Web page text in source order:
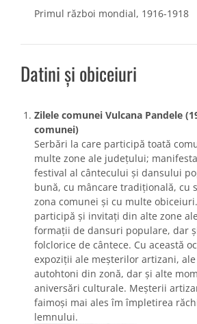
Primul război mondial, 1916-1918
Datini și obiceiuri
Zilele comunei Vulcana Pandele
comunei)
Serbări la care participă toată
multe zone ale județului;
festival al cântecului și dansului
bună, cu mâncare tradițională, cu
zona comunei și cu multe
participă și invitați din alte zone
formații de dansuri populare, dar
folclorice de cântece. Cu această
expoziții ale meșterilor artizani,
autohtoni din zonă, dar și alte
aniversări culturale. Meșterii
faimoși mai ales îm împletirea
lemnului.